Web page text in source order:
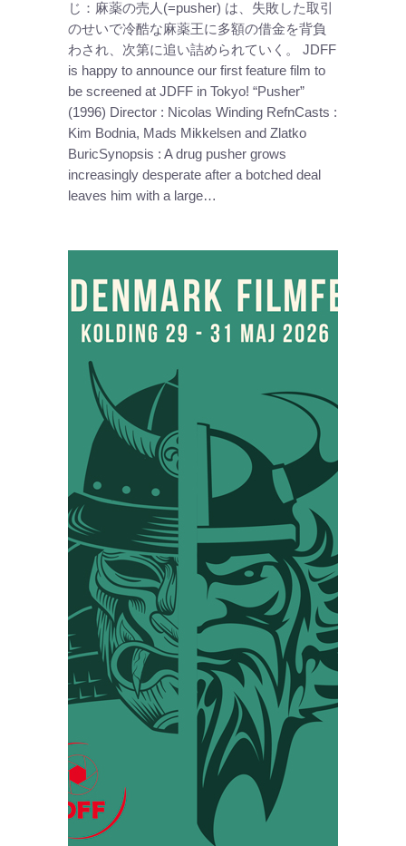
じ：麻薬の売人(=pusher) は、失敗した取引
のせいで冷酷な麻薬王に多額の借金を背負
わされ、次第に追い詰められていく。 JDFF
is happy to announce our first feature film to
be screened at JDFF in Tokyo! “Pusher”
(1996) Director : Nicolas Winding RefnCasts :
Kim Bodnia, Mads Mikkelsen and Zlatko
BuricSynopsis : A drug pusher grows
increasingly desperate after a botched deal
leaves him with a large…